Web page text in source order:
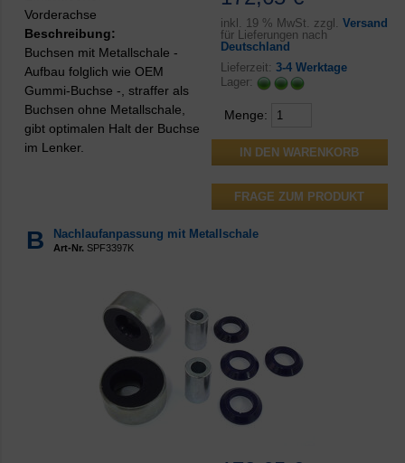
inkl. 19 % MwSt. zzgl. Versand
für Lieferungen nach
Deutschland
Lieferzeit: 3-4 Werktage
Lager:
Menge:
FRAGE ZUM PRODUKT
Vorderachse
Beschreibung:
Buchsen mit Metallschale -
Aufbau folglich wie OEM
Gummi-Buchse -, straffer als
Buchsen ohne Metallschale,
gibt optimalen Halt der Buchse
im Lenker.
B Nachlaufanpassung mit Metallschale
Art-Nr. SPF3397K